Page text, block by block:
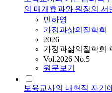
의 매개효과와 원장의
민하영
가정과삶의질학회
2026
가정과삶의질학회
Vol.2026 No.5
원문보기
보육교사의 내현적 자기